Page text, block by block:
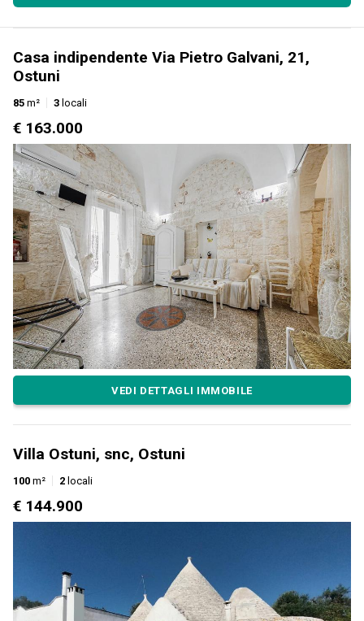
Casa indipendente Via Pietro Galvani, 21,
Ostuni
85 m² 3 locali
€ 163.000
VEDI DETTAGLI IMMOBILE
Villa Ostuni, snc, Ostuni
100 m² 2 locali
€ 144.900